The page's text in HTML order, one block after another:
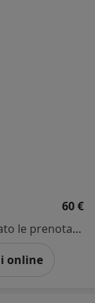
60 €
Questo dottore non ha ancora attivato le prenotazioni online presso questo indirizzo.
online